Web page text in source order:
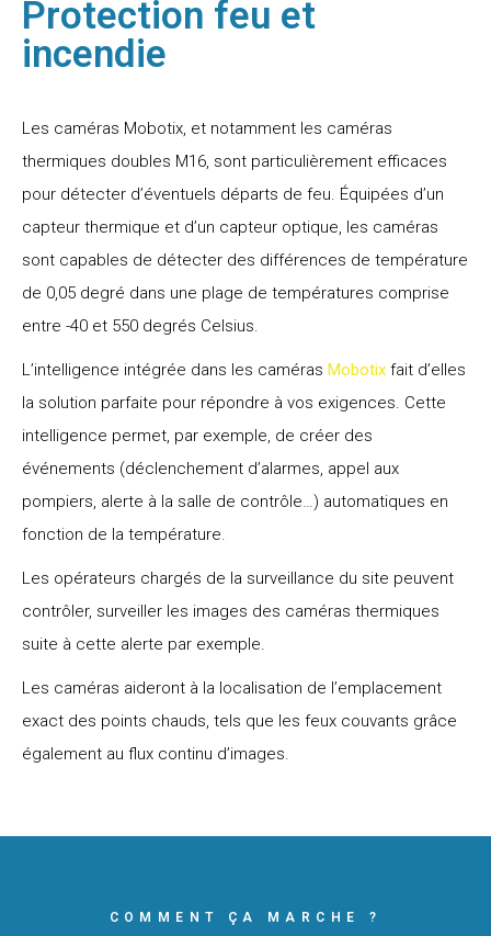
Protection feu et
incendie
Les caméras Mobotix, et notamment les caméras
thermiques doubles M16, sont particulièrement efficaces
pour détecter d’éventuels départs de feu. Équipées d’un
capteur thermique et d’un capteur optique, les caméras
sont capables de détecter des différences de température
de 0,05 degré dans une plage de températures comprise
entre -40 et 550 degrés Celsius.
L’intelligence intégrée dans les caméras Mobotix fait d’elles
la solution parfaite pour répondre à vos exigences. Cette
intelligence permet, par exemple, de créer des
événements (déclenchement d’alarmes, appel aux
pompiers, alerte à la salle de contrôle…) automatiques en
fonction de la température.
Les opérateurs chargés de la surveillance du site peuvent
contrôler, surveiller les images des caméras thermiques
suite à cette alerte par exemple.
Les caméras aideront à la localisation de l’emplacement
exact des points chauds, tels que les feux couvants grâce
également au flux continu d’images.
COMMENT ÇA MARCHE ?